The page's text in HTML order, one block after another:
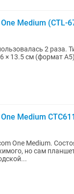
Medium (CTL-
Графический планшет
× 13.5 см (формат
Medium
Коробка аккуратно
но сам